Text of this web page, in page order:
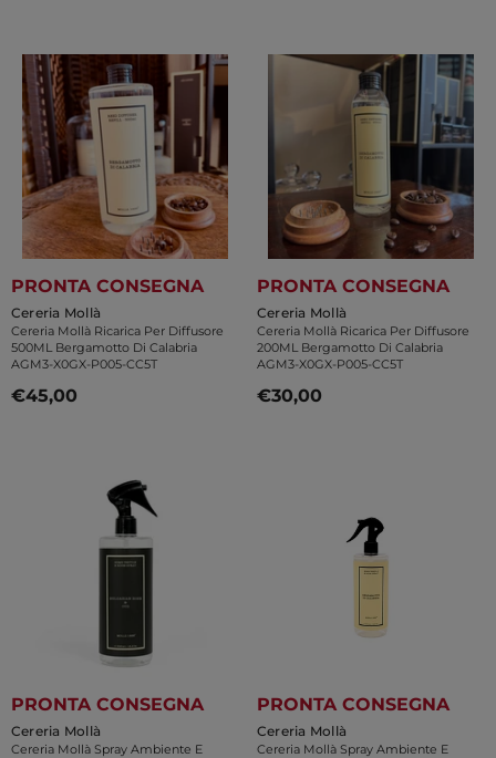
PRONTA CONSEGNA
Venditore:
Cereria Mollà
Cereria Mollà Ricarica Per Diffusore
500ML Bergamotto Di Calabria
AGM3-X0GX-P005-CC5T
€45,00
PRONTA CONSEGNA
Venditore:
Cereria Mollà
Cereria Mollà Ricarica Per Diffusore
200ML Bergamotto Di Calabria
AGM3-X0GX-P005-CC5T
€30,00
PRONTA CONSEGNA
Venditore:
Cereria Mollà
Cereria Mollà Spray Ambiente E
PRONTA CONSEGNA
Venditore:
Cereria Mollà
Cereria Mollà Spray Ambiente E